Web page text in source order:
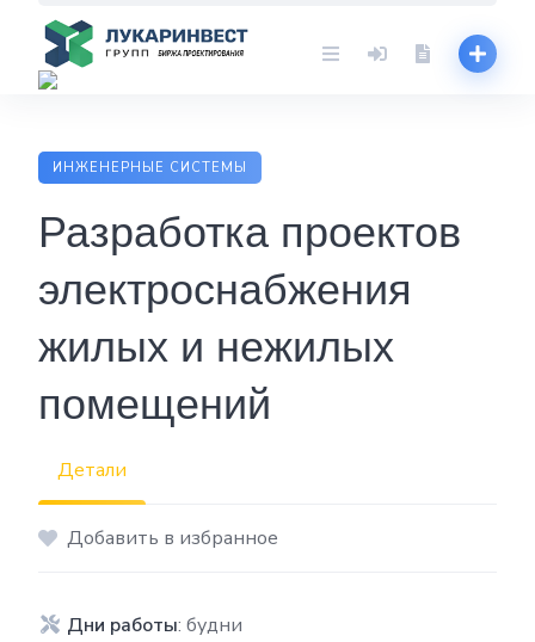
content
ИНЖЕНЕРНЫЕ СИСТЕМЫ
Разработка проектов
электроснабжения
жилых и нежилых
помещений
Детали
Добавить в избранное
Дни работы: будни